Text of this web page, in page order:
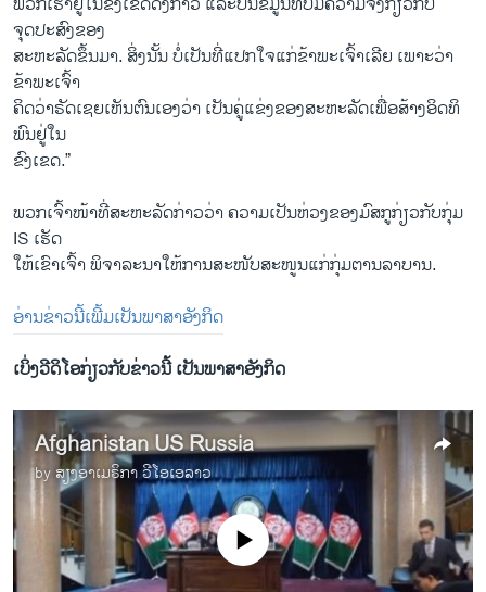
ຈຸດປະສົງຂອງ
​ສະຫະລັດຂຶ້ນມາ. ສິ່ງ​ນັ້ນ ບໍ່​ເປັນ​ທີ່​ແປ​ກໃຈແກ່​ຂ້າພະ​ເຈົ້າ​ເລີຍ ​ເພາະວ່າ​
ຂ້າພະ​ເຈົ້າ
ຄິດ​ວ່າ​ຣັດ​ເຊຍ​ເຫັນ​ຕົນ​ເອງ​ວ່າ ​ເປັນຄູ່​ແຂ່ງຂອງສະຫະລັດ​ເພື່ອສ້າງ​ອິດ​ທິ
ພົນ​ຢູ່ໃນ
​ຂົງ​ເຂດ.”
ພວກ​ເຈົ້າ​ໜ້າ​ທີ່​ສະຫະລັດ​ກ່າວ​ວ່າ ຄວາ​ມ​ເປັນ​ຫ່ວງ​ຂອງ​ມົສກູ​ກ່ຽວ​ກັບກຸ່ມ
IS ​ເຮັດ
​ໃຫ້​ເຂົາ​ເຈົ້າ ​ພິຈາລະນາໃຫ້ການສະໜັບສະໜູນ​ແກ່​ກຸ່ມຕານລາບານ.
ອ່ານຂ່າວນີ້ເພີ້ມເປັນພາສາອັງກິດ
ເບິ່ງວີດິໂອກ່ຽວກັບຂ່າວນີ້ ເປັນພາສາອັງກິດ
Afghanistan US Russia
byສຽງອາເມຣິກາ ວີໂອເອລາວ
No media source currently available